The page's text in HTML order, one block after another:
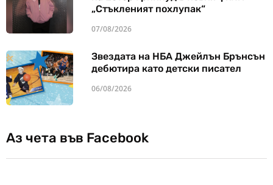
„Стъкленият похлупак“
07/08/2026
Звездата на НБА Джейлън Брънсън
дебютира като детски писател
06/08/2026
Аз чета във Facebook